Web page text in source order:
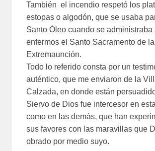
También el incendio respetó los
estopas o algodón, que se usaba
Santo Óleo cuando se administraba
enfermos el Santo Sacramento de la
Extremaunción.
Todo lo referido consta por un
auténtico, que me enviaron de la
Calzada, en donde están
Siervo de Dios fue intercesor en
como en las demás, que han
sus favores con las maravillas que
obrado por medio suyo.